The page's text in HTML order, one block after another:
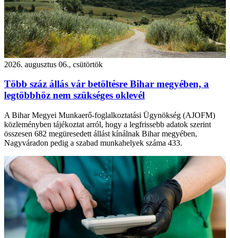
2026. augusztus 06., csütörtök
Több száz állás vár betöltésre Bihar megyében, a
legtöbbhöz nem szükséges oklevél
A Bihar Megyei Munkaerő-foglalkoztatási Ügynökség (AJOFM)
közleményben tájékoztat arról, hogy a legfrissebb adatok szerint
összesen 682 megüresedett állást kínálnak Bihar megyében,
Nagyváradon pedig a szabad munkahelyek száma 433.